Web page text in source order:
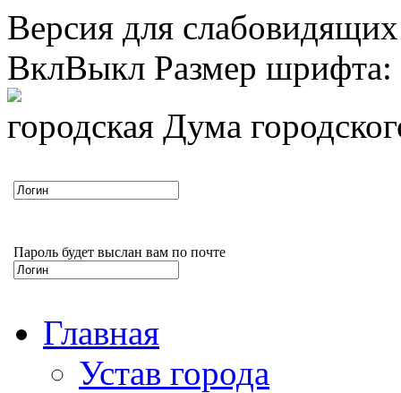
Версия для
ВклВыкл Размер шрифта:
городская Дума
Пароль будет выслан вам по почте
Главная
Устав города